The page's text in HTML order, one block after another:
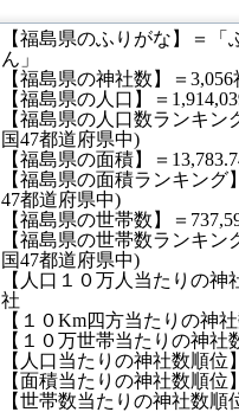
【福島県のふりがな】＝「
ん」
【福島県の神社数】＝3,056
【福島県の人口】＝
【福島県の人口数ランキン
国47都道府県中)
【福島県の面積】＝
【福島県の面積ランキング
47都道府県中)
【福島県の世帯数】＝
【福島県の世帯数ランキン
国47都道府県中)
【人口１０万人当たりの神
社
【１０Km四方当たりの神
【１０万世帯当たりの神社
【人口当たりの神社数順位
【面積当たりの神社数順位
【世帯数当たりの神社数順